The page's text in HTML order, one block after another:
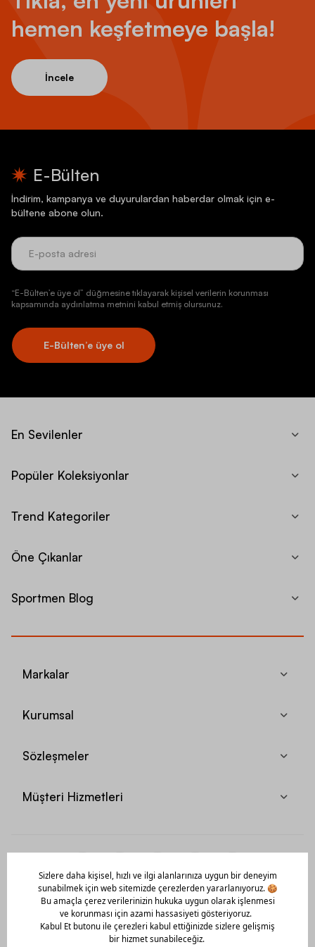
hemen keşfetmeye başla!
İncele
E-Bülten
İndirim, kampanya ve duyurulardan haberdar olmak için e-
bültene abone olun.
“E-Bülten’e üye ol” düğmesine tıklayarak kişisel verilerin korunması
kapsamında aydınlatma metnini kabul etmiş olursunuz.
E-Bülten’e üye ol
En Sevilenler
Popüler Koleksiyonlar
Trend Kategoriler
Öne Çıkanlar
Sportmen Blog
Markalar
Kurumsal
Sözleşmeler
Müşteri Hizmetleri
Mobil Uygulamamızı Hemen İndir!